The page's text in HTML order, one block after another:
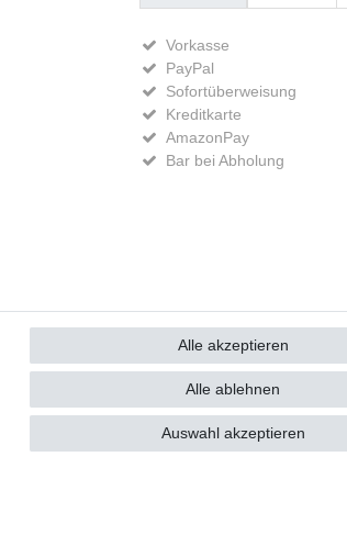
Vorkasse
PayPal
Sofortüberweisung
Kreditkarte
AmazonPay
Bar bei Abholung
AGB Kontakt
Alle akzeptieren
Alle ablehnen
Auswahl akzeptieren